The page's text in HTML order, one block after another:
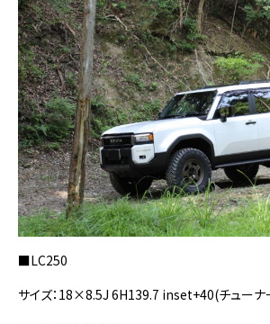
■LC250
サイズ：18×8.5J 6H139.7 inset+40(チューナ